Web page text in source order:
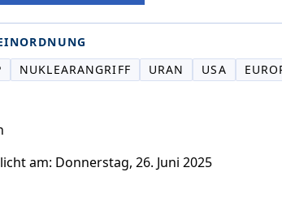
NUKLEARANGRIFF URAN USA
am: Donnerstag, 26. Juni 2025